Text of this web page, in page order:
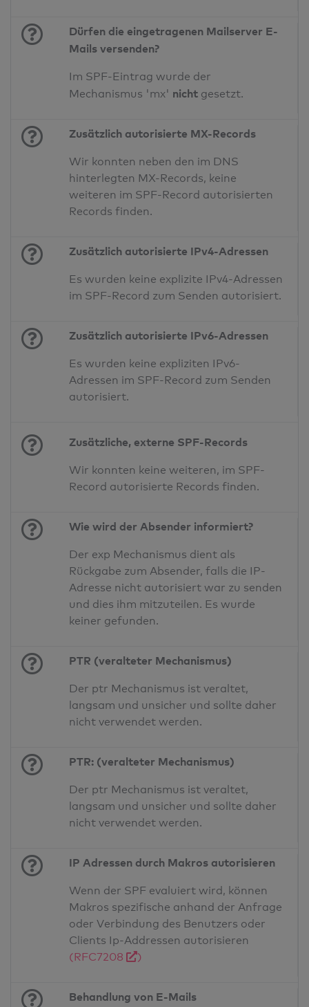
Dürfen die eingetragenen Mailserver E-
Mails versenden?
Im SPF-Eintrag wurde der
Mechanismus 'mx' nicht gesetzt.
Zusätzlich autorisierte MX-Records
Wir konnten neben den im DNS
hinterlegten MX-Records, keine
weiteren im SPF-Record autorisierten
Records finden.
Zusätzlich autorisierte IPv4-Adressen
Es wurden keine explizite IPv4-Adressen
im SPF-Record zum Senden autorisiert.
Zusätzlich autorisierte IPv6-Adressen
Es wurden keine expliziten IPv6-
Adressen im SPF-Record zum Senden
autorisiert.
Zusätzliche, externe SPF-Records
Wir konnten keine weiteren, im SPF-
Record autorisierte Records finden.
Wie wird der Absender informiert?
Der exp Mechanismus dient als
Rückgabe zum Absender, falls die IP-
Adresse nicht autorisiert war zu senden
und dies ihm mitzuteilen. Es wurde
keiner gefunden.
PTR (veralteter Mechanismus)
Der ptr Mechanismus ist veraltet,
langsam und unsicher und sollte daher
nicht verwendet werden.
PTR: (veralteter Mechanismus)
Der ptr Mechanismus ist veraltet,
langsam und unsicher und sollte daher
nicht verwendet werden.
IP Adressen durch Makros autorisieren
Wenn der SPF evaluiert wird, können
Makros spezifische anhand der Anfrage
oder Verbindung des Benutzers oder
Clients Ip-Addressen autorisieren
(RFC7208
)
Behandlung von E-Mails